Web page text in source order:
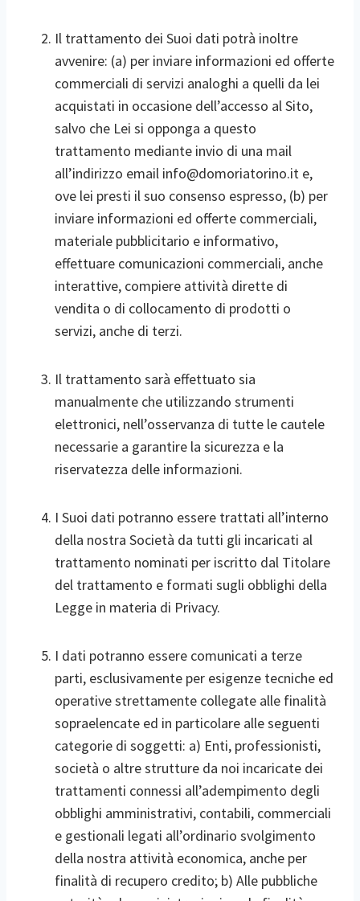
Il trattamento dei Suoi dati potrà inoltre
avvenire: (a) per inviare informazioni ed offerte
commerciali di servizi analoghi a quelli da lei
acquistati in occasione dell’accesso al Sito,
salvo che Lei si opponga a questo
trattamento mediante invio di una mail
all’indirizzo email info@domoriatorino.it e,
ove lei presti il suo consenso espresso, (b) per
inviare informazioni ed offerte commerciali,
materiale pubblicitario e informativo,
effettuare comunicazioni commerciali, anche
interattive, compiere attività dirette di
vendita o di collocamento di prodotti o
servizi, anche di terzi.
Il trattamento sarà effettuato sia
manualmente che utilizzando strumenti
elettronici, nell’osservanza di tutte le cautele
necessarie a garantire la sicurezza e la
riservatezza delle informazioni.
I Suoi dati potranno essere trattati all’interno
della nostra Società da tutti gli incaricati al
trattamento nominati per iscritto dal Titolare
del trattamento e formati sugli obblighi della
Legge in materia di Privacy.
I dati potranno essere comunicati a terze
parti, esclusivamente per esigenze tecniche ed
operative strettamente collegate alle finalità
sopraelencate ed in particolare alle seguenti
categorie di soggetti: a) Enti, professionisti,
società o altre strutture da noi incaricate dei
trattamenti connessi all’adempimento degli
obblighi amministrativi, contabili, commerciali
e gestionali legati all’ordinario svolgimento
della nostra attività economica, anche per
finalità di recupero credito; b) Alle pubbliche